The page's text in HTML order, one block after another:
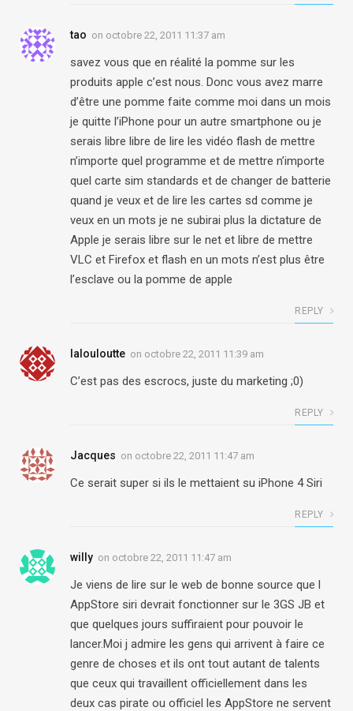
tao on octobre 22, 2011 11:37 am
savez vous que en réalité la pomme sur les
produits apple c’est nous. Donc vous avez marre
d’être une pomme faite comme moi dans un mois
je quitte l’iPhone pour un autre smartphone ou je
serais libre libre de lire les vidéo flash de mettre
n’importe quel programme et de mettre n’importe
quel carte sim standards et de changer de batterie
quand je veux et de lire les cartes sd comme je
veux en un mots je ne subirai plus la dictature de
Apple je serais libre sur le net et libre de mettre
VLC et Firefox et flash en un mots n’est plus être
l’esclave ou la pomme de apple
REPLY
lalouloutte on octobre 22, 2011 11:39 am
C’est pas des escrocs, juste du marketing ;0)
REPLY
Jacques on octobre 22, 2011 11:47 am
Ce serait super si ils le mettaient su iPhone 4 Siri
REPLY
willy on octobre 22, 2011 11:47 am
Je viens de lire sur le web de bonne source que l
AppStore siri devrait fonctionner sur le 3GS JB et
que quelques jours suffiraient pour pouvoir le
lancer.Moi j admire les gens qui arrivent à faire ce
genre de choses et ils ont tout autant de talents
que ceux qui travaillent officiellement dans les
deux cas pirate ou officiel les AppStore ne servent